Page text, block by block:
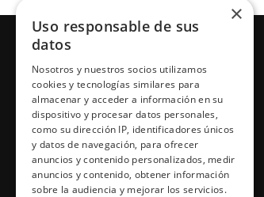
×
Uso responsable de sus
datos
Nosotros y nuestros socios utilizamos
cookies y tecnologías similares para
almacenar y acceder a información en su
dispositivo y procesar datos personales,
como su dirección IP, identificadores únicos
y datos de navegación, para ofrecer
anuncios y contenido personalizados, medir
anuncios y contenido, obtener información
sobre la audiencia y mejorar los servicios.